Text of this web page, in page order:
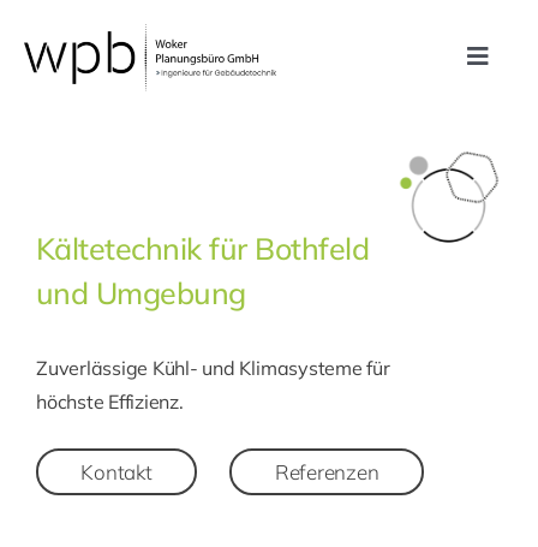
Inhalt
springen
Toggle
Unternehmen
Karriere
Kontakt
Kältetechnik für Bothfeld
und Umgebung
Zuverlässige Kühl- und Klimasysteme für
höchste Effizienz.
Kontakt Referenzen